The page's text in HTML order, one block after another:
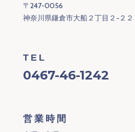
〒247-0056
神奈川県鎌倉市大船２丁目２−２２
TEL
0467-46-1242
営業時間